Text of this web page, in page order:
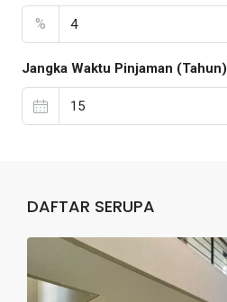
%
Jangka Waktu Pinjaman (Tahun)
DAFTAR SERUPA